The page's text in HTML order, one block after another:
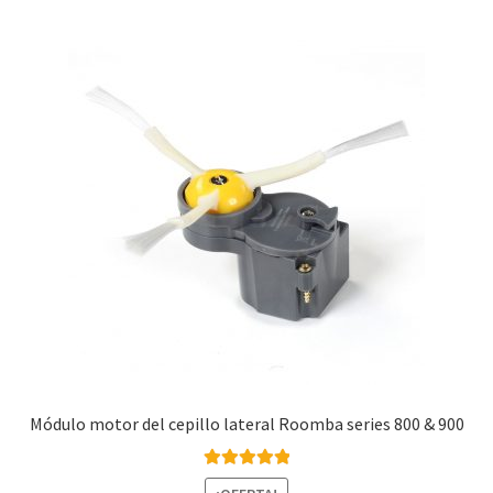
Módulo motor del cepillo lateral Roomba series 800 & 900
Valorado con